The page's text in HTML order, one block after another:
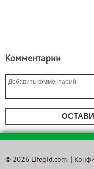
Комментарии
© 2026 Lifegid.com